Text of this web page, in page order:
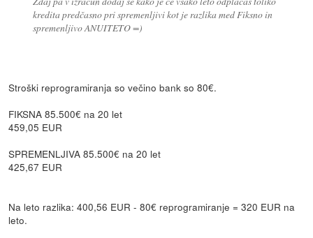
kredita predčasno pri spremenljivi kot je razlika med Fiksno in
spremenljivo ANUITETO =)
Stroški reprogramiranja so večino bank so 80€.
FIKSNA 85.500€ na 20 let
459,05 EUR
SPREMENLJIVA 85.500€ na 20 let
425,67 EUR
Na leto razlika: 400,56 EUR - 80€ reprogramiranje = 320 EUR na
leto.